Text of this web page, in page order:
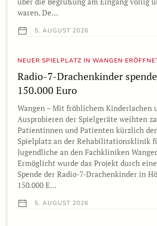
waren. De…
5. AUGUST 2026
NEUER SPIELPLATZ IN WANGEN
Radio-7-Drachenkinder
150.000 Euro
Wangen – Mit fröhlichem Kinderlachen
Ausprobieren der Spielgeräte weihten
Patientinnen und Patienten kürzlich
Spielplatz an der Rehabilitationsklinik
Jugendliche an den Fachkliniken
Ermöglicht wurde das Projekt durch
Spende der Radio-7-Drachenkinder in
150.000 E…
5. AUGUST 2026